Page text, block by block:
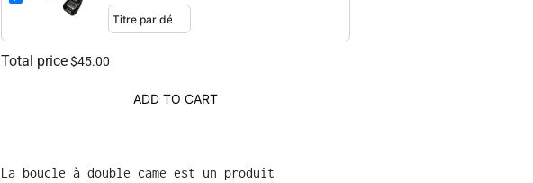
Total price$45.00
ADD TO CART
La boucle à double came est un produit